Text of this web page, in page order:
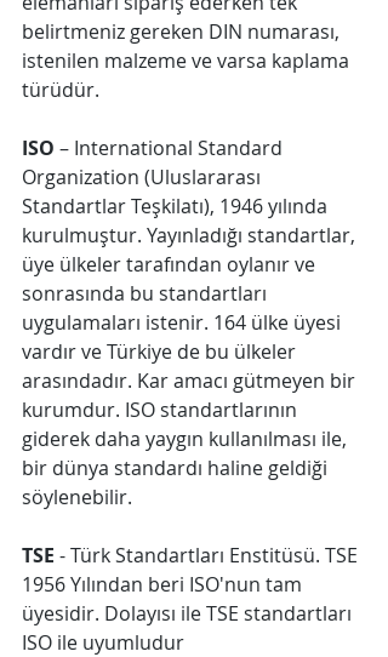
belirtmeniz gereken DIN numarası,
istenilen malzeme ve varsa kaplama
türüdür.
ISO – International Standard
Organization (Uluslararası
Standartlar Teşkilatı), 1946 yılında
kurulmuştur. Yayınladığı standartlar,
üye ülkeler tarafından oylanır ve
sonrasında bu standartları
uygulamaları istenir. 164 ülke üyesi
vardır ve Türkiye de bu ülkeler
arasındadır. Kar amacı gütmeyen bir
kurumdur. ISO standartlarının
giderek daha yaygın kullanılması ile,
bir dünya standardı haline geldiği
söylenebilir.
TSE - Türk Standartları Enstitüsü. TSE
1956 Yılından beri ISO'nun tam
üyesidir. Dolayısı ile TSE standartları
ISO ile uyumludur